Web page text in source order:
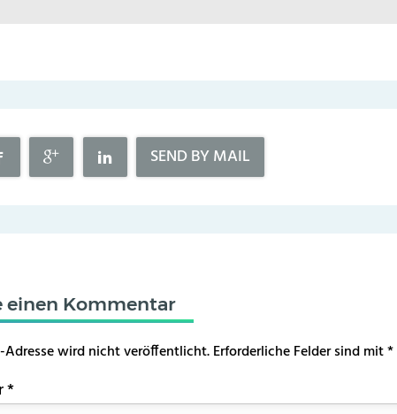
SEND BY MAIL
einen Kommentar
Adresse wird nicht veröffentlicht.Erforderliche Felder sind mit*
*